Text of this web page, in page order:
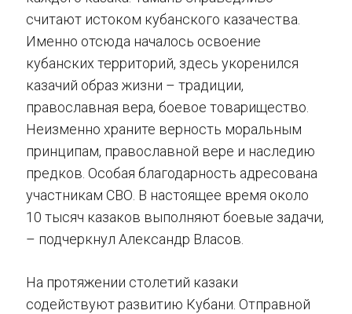
считают истоком кубанского казачества.
Именно отсюда началось освоение
кубанских территорий, здесь укоренился
казачий образ жизни – традиции,
православная вера, боевое товарищество.
Неизменно храните верность моральным
принципам, православной вере и наследию
предков. Особая благодарность адресована
участникам СВО. В настоящее время около
10 тысяч казаков выполняют боевые задачи,
– подчеркнул Александр Власов.
На протяжении столетий казаки
содействуют развитию Кубани. Отправной